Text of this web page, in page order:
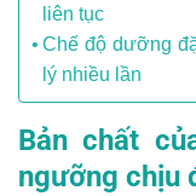
liên tục
Chế độ dưỡng
lý nhiều lần
Bản chất
ngưỡng chịu